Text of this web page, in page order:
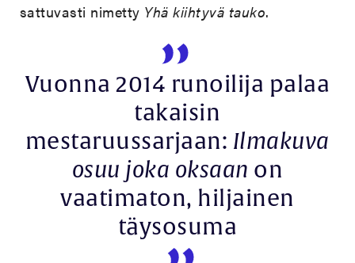
sattuvasti nimetty Yhä kiihtyvä tauko.
Vuonna 2014 runoilija palaa
takaisin
mestaruussarjaan: Ilmakuva
osuu joka oksaan on
vaatimaton, hiljainen
täysosuma